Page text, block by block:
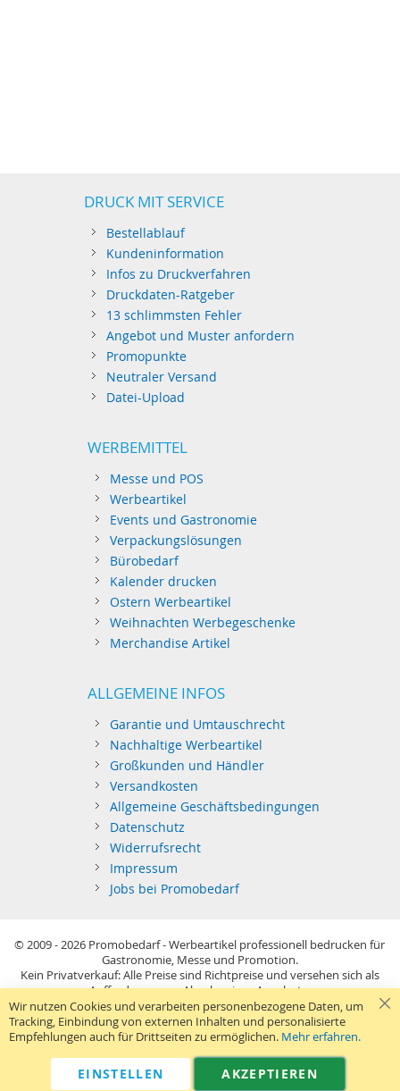
DRUCK MIT SERVICE
Bestellablauf
Kundeninformation
Infos zu Druckverfahren
Druckdaten-Ratgeber
13 schlimmsten Fehler
Angebot und Muster anfordern
Promopunkte
Neutraler Versand
Datei-Upload
WERBEMITTEL
Messe und POS
Werbeartikel
Events und Gastronomie
Verpackungslösungen
Bürobedarf
Kalender drucken
Ostern Werbeartikel
Weihnachten Werbegeschenke
Merchandise Artikel
ALLGEMEINE INFOS
Garantie und Umtauschrecht
Nachhaltige Werbeartikel
Großkunden und Händler
Versandkosten
Allgemeine Geschäftsbedingungen
Datenschutz
Widerrufsrecht
Impressum
Jobs bei Promobedarf
© 2009 - 2026 Promobedarf - Werbeartikel professionell bedrucken für
Gastronomie, Messe und Promotion.
Kein Privatverkauf: Alle Preise sind Richtpreise und versehen sich als
Aufforderung zur Abgabe eines Angebots.
Sie richten sich nur an gewerblichen Bedarf (§14 BGB) im Sinne der
Preisangabenverordnung und verstehen sich netto zzgl. MwSt. USB-
Sticks: Tagespreise ggf. zzgl. Druckkosten und GEMA.
Telefon:040 38 63 12 40 Kontaktformular
Wir nutzen Cookies und verarbeiten personenbezogene Daten, um
Tracking, Einbindung von externen Inhalten und personalisierte
Empfehlungen auch für Drittseiten zu ermöglichen. Mehr erfahren.
AKZEPTIEREN
EINSTELLEN